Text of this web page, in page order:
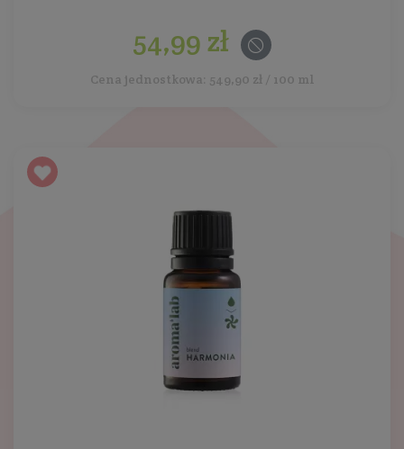
54,99 zł
Cena jednostkowa: 549,90 zł / 100 ml